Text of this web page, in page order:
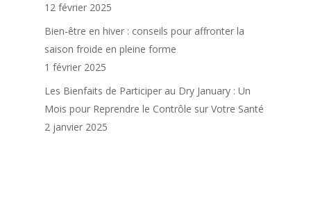
12 février 2025
Bien-être en hiver : conseils pour affronter la
saison froide en pleine forme
1 février 2025
Les Bienfaits de Participer au Dry January : Un
Mois pour Reprendre le Contrôle sur Votre Santé
2 janvier 2025